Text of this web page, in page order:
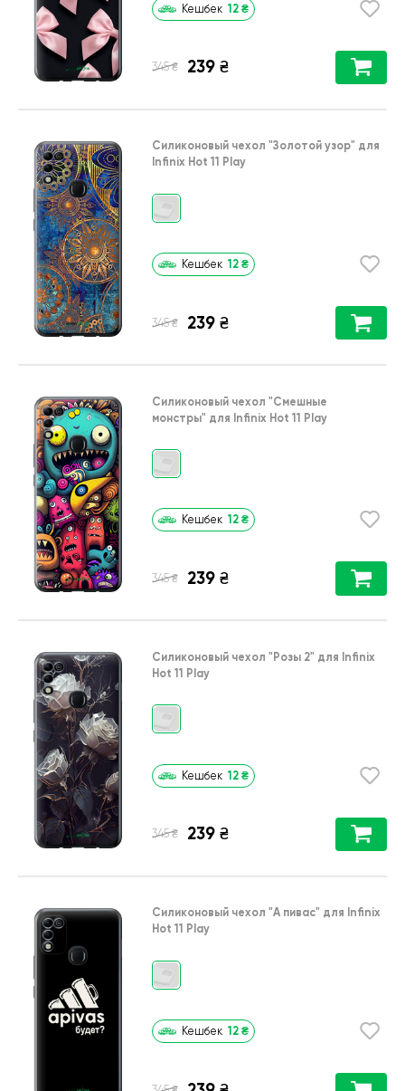
Кешбек 12 ₴
345 ₴ 239 ₴
Силиконовый чехол "Золотой узор" для
Infinix Hot 11 Play
Кешбек 12 ₴
345 ₴ 239 ₴
Силиконовый чехол "Cмешные
монстры" для Infinix Hot 11 Play
Кешбек 12 ₴
345 ₴ 239 ₴
Силиконовый чехол "Розы 2" для Infinix
Hot 11 Play
Кешбек 12 ₴
345 ₴ 239 ₴
Силиконовый чехол "А пивас" для Infinix
Hot 11 Play
Кешбек 12 ₴